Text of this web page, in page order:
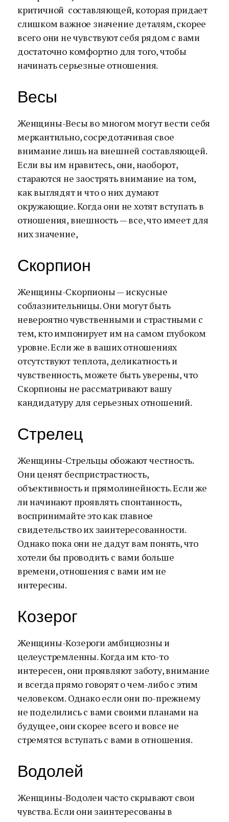
критичной составляющей, которая придает
слишком важное значение деталям, скорее
всего они не чувствуют себя рядом с вами
достаточно комфортно для того, чтобы
начинать серьезные отношения.
Весы
Женщины-Весы во многом могут вести себя
меркантильно, сосредотачивая свое
внимание лишь на внешней составляющей.
Если вы им нравитесь, они, наоборот,
стараются не заострять внимание на том,
как выглядят и что о них думают
окружающие. Когда они не хотят вступать в
отношения, внешность — все, что имеет для
них значение,
Скорпион
Женщины-Скорпионы — искусные
соблазнительницы. Они могут быть
невероятно чувственными и страстными с
тем, кто импонирует им на самом глубоком
уровне. Если же в ваших отношениях
отсутствуют теплота, деликатность и
чувственность, можете быть уверены, что
Скорпионы не рассматривают вашу
кандидатуру для серьезных отношений.
Стрелец
Женщины-Стрельцы обожают честность.
Они ценят беспристрастность,
объективность и прямолинейность. Если же
ли начинают проявлять спонтанность,
воспринимайте это как главное
свидетельство их заинтересованности.
Однако пока они не дадут вам понять, что
хотели бы проводить с вами больше
времени, отношения с вами им не
интересны.
Козерог
Женщины-Козероги амбициозны и
целеустремленны. Когда им кто-то
интересен, они проявляют заботу, внимание
и всегда прямо говорят о чем-либо с этим
человеком. Однако если они по-прежнему
не поделились с вами своими планами на
будущее, они скорее всего и вовсе не
стремятся вступать с вами в отношения.
Водолей
Женщины-Водолеи часто скрывают свои
чувства. Если они заинтересованы в